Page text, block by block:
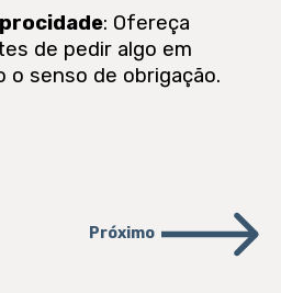
: Ofereça
de pedir algo em
o senso de obrigação.
Próximo